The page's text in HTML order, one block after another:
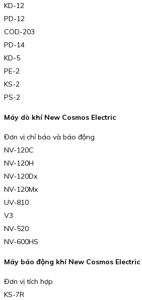
KD-12
PD-12
COD-203
PD-14
KD-5
PE-2
KS-2
PS-2
Máy dò khí New Cosmos Electric
Đơn vị chỉ báo và báo động
NV-120C
NV-120H
NV-120Dx
NV-120Mx
UV-810
V3
NV-520
NV-600HS
Máy báo động khí New Cosmos Electric
Đơn vị tích hợp
KS-7R